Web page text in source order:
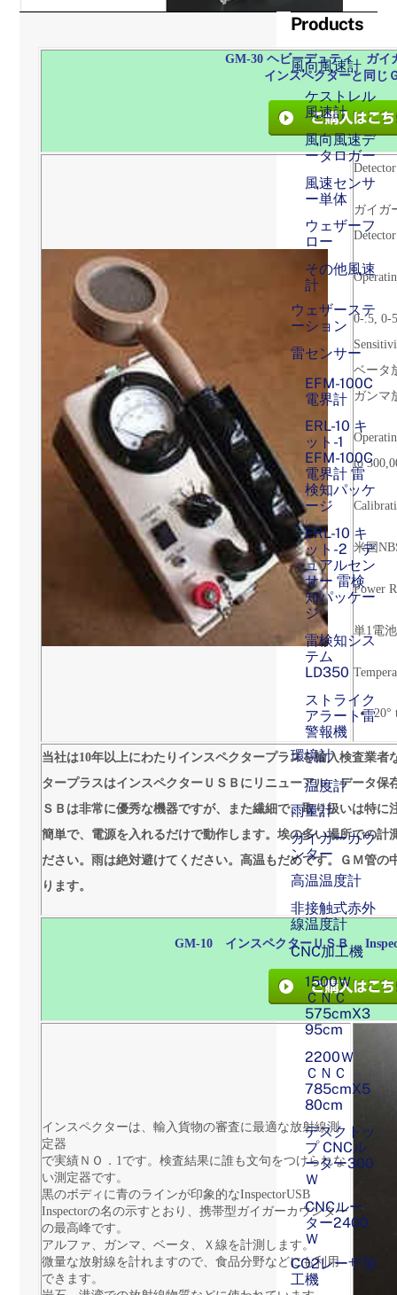
GM-30 ヘビーデュティ ガ
インスペクターと同じ
ガイガ
0-.5, 0-
ベー
ガン
to
米国
Power
単1電
20°
当社は10年以上にわたりインスペクタープラスを輸入検査業
タープラスはインスペクターＵＳＢにリニューアル、データ
ＳＢは非常に優秀な機器ですが、また繊細で、取り扱いは特
簡単で、電源を入れるだけで動作します。埃の多い場所での計
ださい。雨は絶対避けてください。高温もだめです。ＧＭ管
ります。
GM-10 インスペクターＵＳＢ
インスペクターは、輸入貨物の審査に最適な放射線測
定器
で実績ＮＯ．1です。検査結果に誰も文句をつけられな
い測定器です。
黒のボディに青のラインが印象的なInspectorUSB
Inspectorの名の示すとおり、携帯型ガイガーカウンター
の最高峰です。
アルファ、ガンマ、ベータ、Ｘ線を計測します。
微量な放射線を計れますので、食品分野などにも利用
できます。
Products
風向風速計
ケストレル
風速計
風向風速デ
ータロガー
風速センサ
ー単体
ウェザーフ
ロー
その他風速
計
ウェザーステ
ーション
雷センサー
EFM-100C
電界計
ERL-10 キ
ット-1
EFM-100C
電界計 雷
検知パッケ
ージ
ERL-10 キ
ット-2 デ
ュアルセン
サー 雷検
知パッケー
ジ
雷検知シス
テム
LD350
ストライク
アラート雷
警報機
環境計
温度計
雨量計
ガイガーカウ
ンター
高温温度計
非接触式赤外
線温度計
CNC加工機
1500Ｗ
ＣＮＣ
575cmX3
95cm
2200Ｗ
ＣＮＣ
785cmX5
80cm
デスクトッ
プ CNCル
ーター300
Ｗ
CNCルー
ター2400
Ｗ
CO2レーザ加
工機